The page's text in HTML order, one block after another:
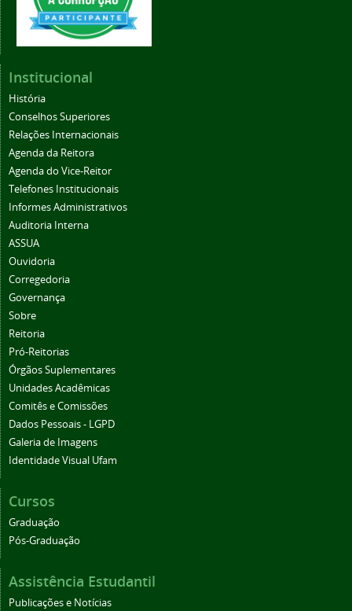
Institucional
História
Conselhos Superiores
Relações Internacionais
Agenda da Reitora
Agenda do Vice-Reitor
Telefones Institucionais
Informes Administrativos
Auditoria Interna
ASSUA
Ouvidoria
Corregedoria
Governança
Sobre
Reitoria
Pró-Reitorias
Órgãos Suplementares
Unidades Acadêmicas
Comitês e Comissões
Dados Pessoais - LGPD
Galeria de Imagens
Identidade Visual Ufam
Cursos
Graduação
Pós-Graduação
Assistência Estudantil
Publicações e Notícias